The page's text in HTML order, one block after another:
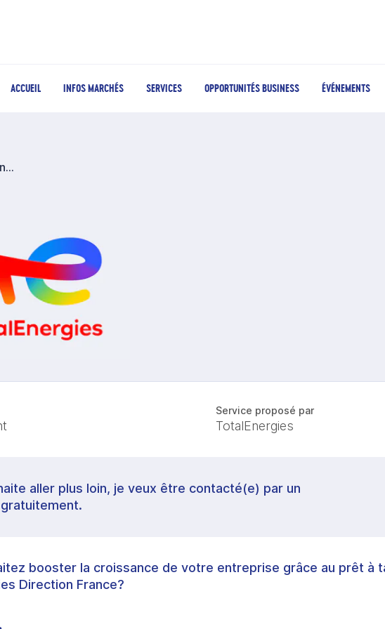
ACCUEIL INFOS MARCHÉS SERVICES OPPORTUNITÉS BUSINESS ÉVÉNEMENTS
Accompagnement financier à l'international - TotalEnergies
Service proposé par
TotalEnergies
aller plus loin, je veux être contacté(e) par un
booster la croissance de votre entreprise grâce au prêt à
Direction France?